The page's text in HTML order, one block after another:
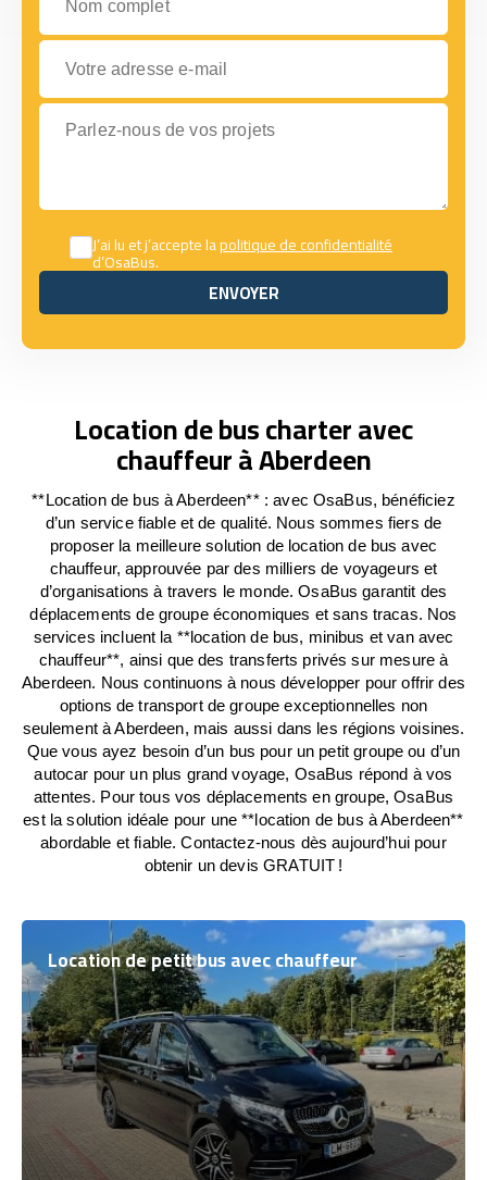
Votre adresse e-mail
Parlez-nous de vos projets
J’ai lu et j’accepte lapolitique de confidentialité
d’OsaBus.
ENVOYER
ENVOYER
Location de bus charter avec
chauffeur à Aberdeen
**Location de bus à Aberdeen** : avec OsaBus, bénéficiez
d’un service fiable et de qualité. Nous sommes fiers de
proposer la meilleure solution de location de bus avec
chauffeur, approuvée par des milliers de voyageurs et
d’organisations à travers le monde. OsaBus garantit des
déplacements de groupe économiques et sans tracas. Nos
services incluent la **location de bus, minibus et van avec
chauffeur**, ainsi que des transferts privés sur mesure à
Aberdeen. Nous continuons à nous développer pour offrir des
options de transport de groupe exceptionnelles non
seulement à Aberdeen, mais aussi dans les régions voisines.
Que vous ayez besoin d’un bus pour un petit groupe ou d’un
autocar pour un plus grand voyage, OsaBus répond à vos
attentes. Pour tous vos déplacements en groupe, OsaBus
est la solution idéale pour une **location de bus à Aberdeen**
abordable et fiable. Contactez-nous dès aujourd’hui pour
obtenir un devis GRATUIT !
Location de petit bus avec chauffeur